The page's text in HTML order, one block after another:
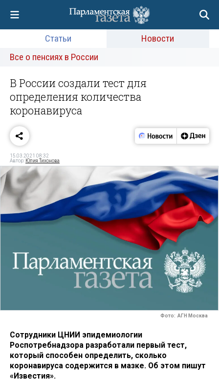
Статьи
Новости
Все о пенсиях в России
В России создали тест для
определения количества
коронавируса
15.03.2021 08:32
Автор: Юлия Тихонова
Фото: АГН Москва
Сотрудники ЦНИИ эпидемиологии
Роспотребнадзора разработали первый тест,
который способен определить, сколько
коронавируса содержится в мазке. Об этом пишут
«Известия».